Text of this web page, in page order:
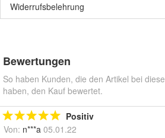
Widerrufsbelehrung
Bewertungen
So haben Kunden, die den Artikel bei
haben, den Kauf bewertet.
Positiv
Von: n***a 05.01.22